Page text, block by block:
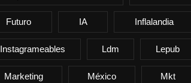
Futuro IA Inflalandia
Instagrameables Ldm Lepub
Marketing México Mkt